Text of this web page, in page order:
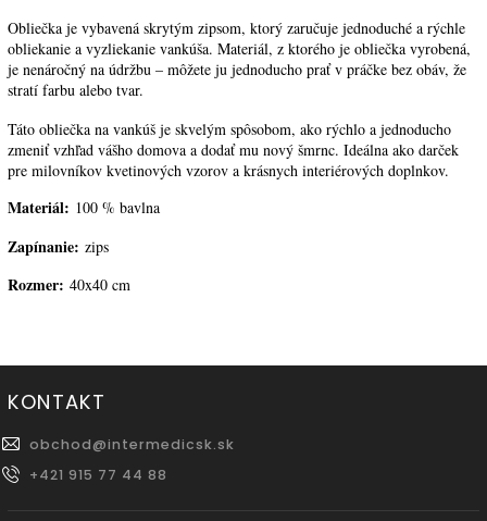
Obliečka je vybavená skrytým zipsom, ktorý zaručuje jednoduché a rýchle
obliekanie a vyzliekanie vankúša. Materiál, z ktorého je obliečka vyrobená,
je nenáročný na údržbu – môžete ju jednoducho prať v práčke bez obáv, že
stratí farbu alebo tvar.
Táto obliečka na vankúš je skvelým spôsobom, ako rýchlo a jednoducho
zmeniť vzhľad vášho domova a dodať mu nový šmrnc. Ideálna ako darček
pre milovníkov kvetinových vzorov a krásnych interiérových doplnkov.
Materiál: 100 % bavlna
Zapínanie: zips
Rozmer: 40x40 cm
KONTAKT
obchod@intermedicsk.sk
+421 915 77 44 88